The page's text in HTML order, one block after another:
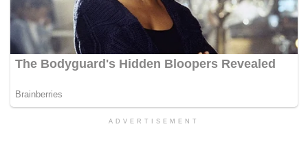
ADVERTISEMENT